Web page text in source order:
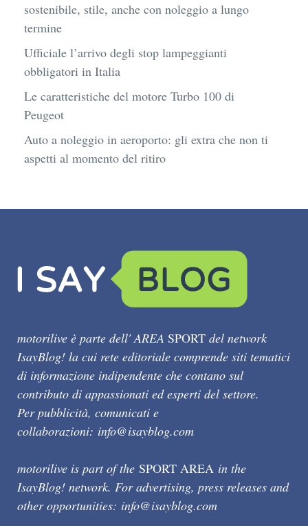
sostenibile, stile, anche con noleggio a lungo
termine
Ufficiale l’arrivo degli stop lampeggianti
obbligatori in Italia
Le caratteristiche del motore Turbo 100 di
Peugeot
Auto a noleggio in aeroporto: gli extra che non ti
aspetti al momento del ritiro
motorilive è parte dell' AREA SPORT del network
IsayBlog! la cui rete editoriale comprende siti tematici
di informazione indipendente che contano sul
contributo di appassionati ed esperti del settore.
Per pubblicità, comunicati e
collaborazioni: info@isayblog.com
motorilive is part of the SPORT AREA in the
IsayBlog! network. For advertising, press releases and
other opportunities: info@isayblog.com